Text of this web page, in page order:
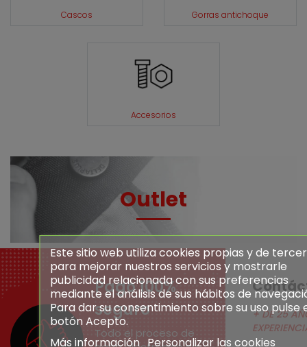
Cascos Gorras antichoque
Accesorios
Outlet
Pago 100%
seguro
Todo el proceso de
+ DE 25
Este sitio web utiliza cookies propias y de
para mejorar nuestros servicios y mostrarle
publicidad relacionada con sus preferencias
mediante el análisis de sus hábitos de
Para dar su consentimiento sobre su uso pulse
botón Acepto.
Más información Personalizar las cookies